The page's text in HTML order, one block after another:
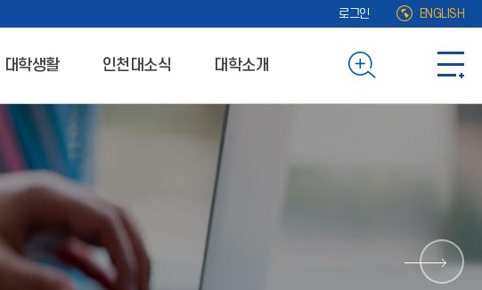
로그인 ENGLISH
대학생활 인천대소식 대학소개